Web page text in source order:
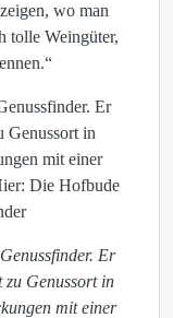
wo man
tolle Weingüter,
Er
zu Genussort in
mit einer